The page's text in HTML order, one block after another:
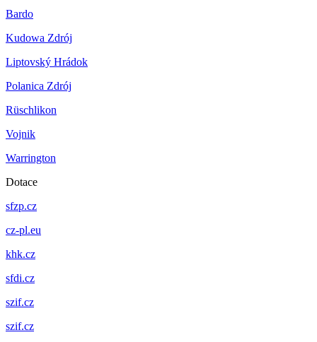
Bardo
Kudowa Zdrój
Liptovský Hrádok
Polanica Zdrój
Rüschlikon
Vojnik
Warrington
Dotace
sfzp.cz
cz-pl.eu
khk.cz
sfdi.cz
szif.cz
szif.cz